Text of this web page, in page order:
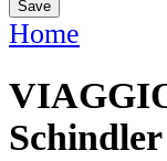
Home
Schindler